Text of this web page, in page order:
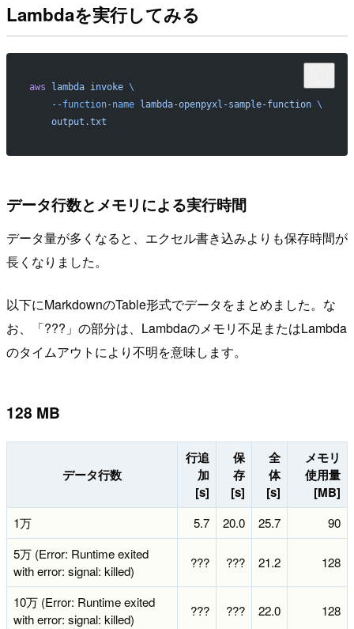
Lambdaを実行してみる
aws lambda invoke \
    --function-name
lambda-openpyxl-sample-function \
    output.txt
データ行数とメモリによる実行時間
データ量が多くなると、エクセル書き込みよりも保存時間が
長くなりました。
以下にMarkdownのTable形式でデータをまとめました。な
お、「???」の部分は、Lambdaのメモリ不足またはLambda
のタイムアウトにより不明を意味します。
128 MB
データ行数
行追
加
[s]
保
存
[s]
全
体
[s]
メモリ
使用量
[MB]
1万 5.7 20.0 25.7
90
5万 (Error: Runtime exited
with error: signal: killed)
??? ??? 21.2 128
10万 (Error: Runtime exited
with error: signal: killed)
??? ??? 22.0 128